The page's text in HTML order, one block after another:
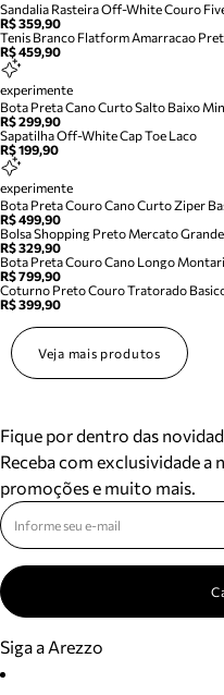
Sandalia Rasteira Off-White Couro
R$ 359,90
Tenis Branco Flatform Amarracao
R$ 459,90
experimente
Bota Preta Cano Curto Salto Baixo
R$ 299,90
Sapatilha Off-White Cap Toe Laco
R$ 199,90
experimente
Bota Preta Couro Cano Curto Ziper
R$ 499,90
Bolsa Shopping Preto Mercato Grande
R$ 329,90
Bota Preta Couro Cano Longo
R$ 799,90
Coturno Preto Couro Tratorado
R$ 399,90
Veja mais produtos
Fique por dentro das
Receba com exclusividade
promoções e muito mais.
Siga a Arezzo